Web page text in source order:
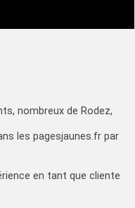
nombreux de Rodez,
les pagesjaunes.fr par
en tant que cliente